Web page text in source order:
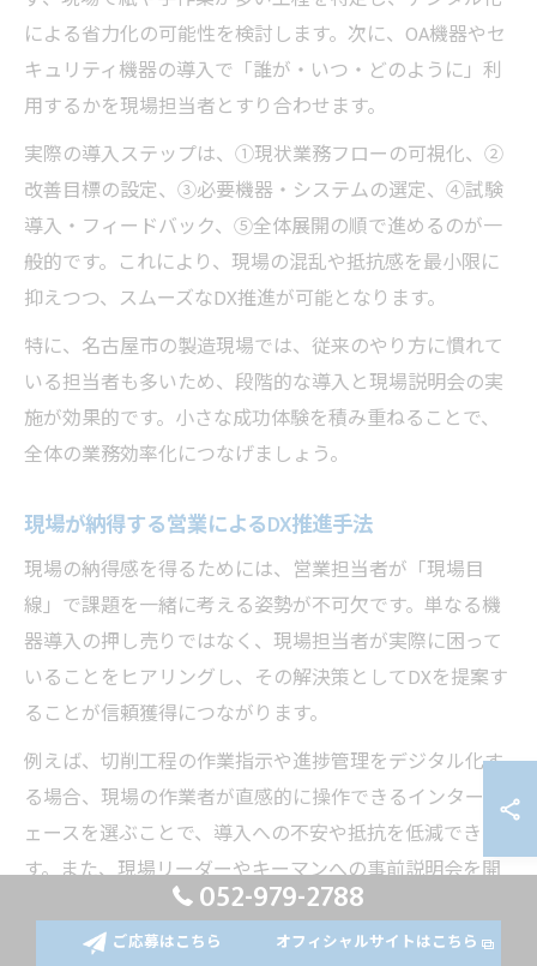
による省力化の可能性を検討します。次に、OA機器やセ
キュリティ機器の導入で「誰が・いつ・どのように」利
用するかを現場担当者とすり合わせます。
実際の導入ステップは、①現状業務フローの可視化、②
改善目標の設定、③必要機器・システムの選定、④試験
導入・フィードバック、⑤全体展開の順で進めるのが一
般的です。これにより、現場の混乱や抵抗感を最小限に
抑えつつ、スムーズなDX推進が可能となります。
特に、名古屋市の製造現場では、従来のやり方に慣れて
いる担当者も多いため、段階的な導入と現場説明会の実
施が効果的です。小さな成功体験を積み重ねることで、
全体の業務効率化につなげましょう。
現場が納得する営業によるDX推進手法
現場の納得感を得るためには、営業担当者が「現場目
線」で課題を一緒に考える姿勢が不可欠です。単なる機
器導入の押し売りではなく、現場担当者が実際に困って
いることをヒアリングし、その解決策としてDXを提案す
ることが信頼獲得につながります。
例えば、切削工程の作業指示や進捗管理をデジタル化す
る場合、現場の作業者が直感的に操作できるインターフ
ェースを選ぶことで、導入への不安や抵抗を低減できま
す。また、現場リーダーやキーマンへの事前説明会を開
催し、メリットや運用イメージを具体的に共有すること
も効果的です。
052-979-2788
ご応募はこちら オフィシャルサイトはこちら